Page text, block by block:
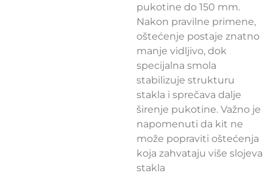
pukotine do 150 mm.
Nakon pravilne primene,
oštećenje postaje znatno
manje vidljivo, dok
specijalna smola
stabilizuje strukturu
stakla i sprečava dalje
širenje pukotine. Važno je
napomenuti da kit ne
može popraviti oštećenja
koja zahvataju više slojeva
stakla